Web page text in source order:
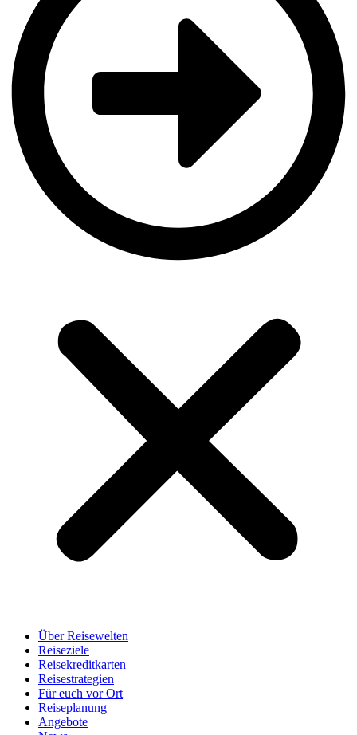
Über Reisewelten
Reiseziele
Reisekreditkarten
Reisestrategien
Für euch vor Ort
Reiseplanung
Angebote